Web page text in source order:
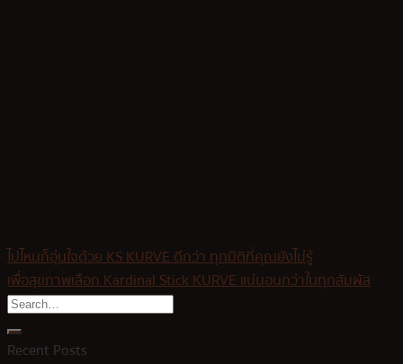
ไปไหนก็อุ่นใจด้วย KS KURVE ดีกว่า ทุกมิติที่คุณยังไม่รู้
เพื่อสุขภาพเลือก Kardinal Stick KURVE แน่นอนกว่าในทุกสัมผัส
Recent Posts